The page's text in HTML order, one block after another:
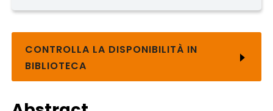
CONTROLLA LA DISPONIBILITÀ IN
BIBLIOTECA